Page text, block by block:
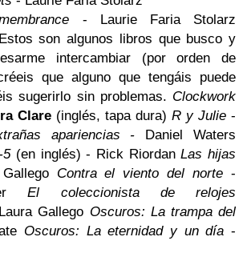
- Laurie Faria Stolarz
Estos son algunos libros que busco y
intercambiar (por orden de
que alguno que tengáis puede
sugerirlo sin problemas. Clockwork
Clare (inglés, tapa dura) R y Julie -
apariencias - Daniel Waters
(en inglés) - Rick Riordan Las hijas
Contra el viento del norte-
El coleccionista de relojes
Gallego Oscuros: La trampa del
Oscuros: La eternidad y un día -